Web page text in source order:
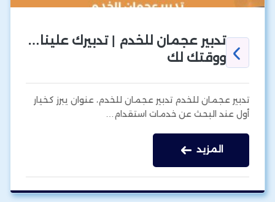
تدبير عجمان للخدم | تدبيرك علينا…
ووقتك لك
تدبير عجمان للخدم تدبير عجمان للخدم، عنوان يبرز كخيار
أول عند البحث عن خدمات استقدام…
المزيد